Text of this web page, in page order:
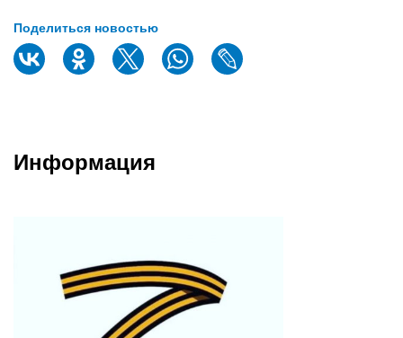
Поделиться новостью
Информация